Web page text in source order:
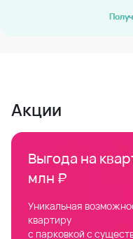
Акции
Выгода на
млн ₽
Уникальная
квартиру
с парковкой с